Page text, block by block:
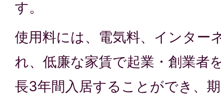
す。
使用料には、電気料、インター
れ、低廉な家賃で起業・創業者
長3年間入居することができ、